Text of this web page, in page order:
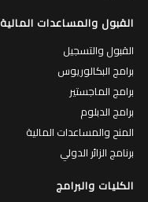
القبول والمساعدات المالية
القبول والتسجيل
برامج البكالوريوس
برامج الماجستير
برامج الدبلوم
المنح والمساعدات المالية
برنامج الزائر الدولي
الكليات والبرامج